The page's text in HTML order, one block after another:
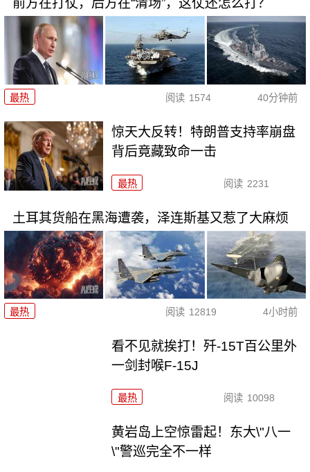
前方在打仗，后方在“清场”，这仗还怎么打？
最热 阅读 1574 40分钟前
惊天大反转！特朗普支持率崩盘
背后竟藏致命一击
最热 阅读 2231
土耳其货船在黑海遭袭，泽连斯基又惹了大麻烦
最热 阅读 12819 4小时前
看不见就挨打！歼-15T百公里外
一剑封喉F-15J
最热 阅读 10098
黄岩岛上空惊雷起！东大\"八一
\"警巡完全不一样